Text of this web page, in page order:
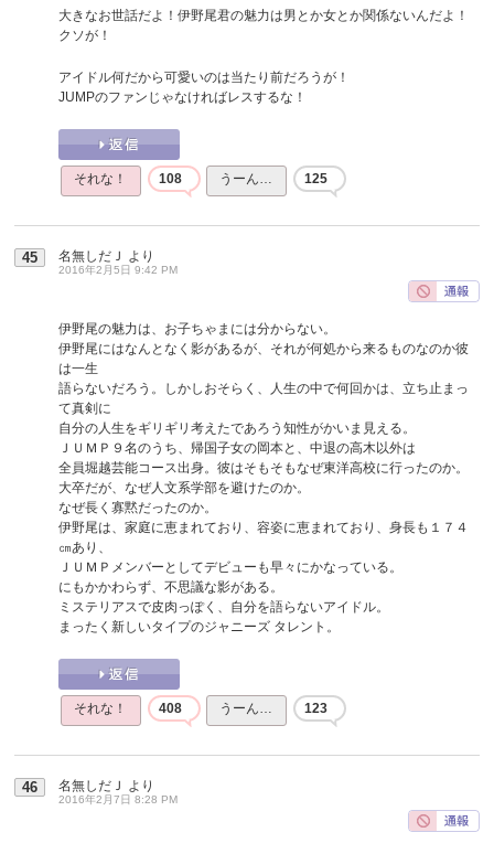
大きなお世話だよ！伊野尾君の魅力は男とか女とか関係ないんだよ！
クソが！
アイドル何だから可愛いのは当たり前だろうが！
JUMPのファンじゃなければレスするな！
それな！ 108 うーん… 125
45 名無しだＪ より
2016年2月5日 9:42 PM
伊野尾の魅力は、お子ちゃまには分からない。
伊野尾にはなんとなく影があるが、それが何処から来るものなのか彼
は一生
語らないだろう。しかしおそらく、人生の中で何回かは、立ち止まっ
て真剣に
自分の人生をギリギリ考えたであろう知性がかいま見える。
ＪＵＭＰ９名のうち、帰国子女の岡本と、中退の高木以外は
全員堀越芸能コース出身。彼はそもそもなぜ東洋高校に行ったのか。
大卒だが、なぜ人文系学部を避けたのか。
なぜ長く寡黙だったのか。
伊野尾は、家庭に恵まれており、容姿に恵まれており、身長も１７４
㎝あり、
ＪＵＭＰメンバーとしてデビューも早々にかなっている。
にもかかわらず、不思議な影がある。
ミステリアスで皮肉っぽく、自分を語らないアイドル。
まったく新しいタイプのジャニーズ タレント。
それな！ 408 うーん… 123
46 名無しだＪ より
2016年2月7日 8:28 PM